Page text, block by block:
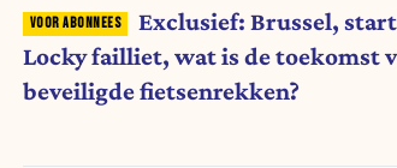
Exclusief: Brussel,
Locky failliet, wat is de toekomst
beveiligde fietsenrekken?